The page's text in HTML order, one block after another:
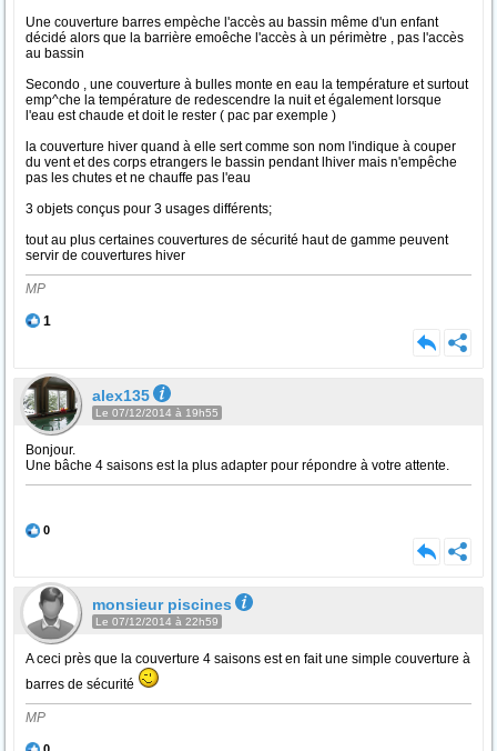
Une couverture barres empèche l'accès au bassin même d'un enfant
décidé alors que la barrière emoêche l'accès à un périmètre , pas l'accès
au bassin
Secondo , une couverture à bulles monte en eau la température et surtout
emp^che la température de redescendre la nuit et également lorsque
l'eau est chaude et doit le rester ( pac par exemple )
la couverture hiver quand à elle sert comme son nom l'indique à couper
du vent et des corps etrangers le bassin pendant lhiver mais n'empêche
pas les chutes et ne chauffe pas l'eau
3 objets conçus pour 3 usages différents;
tout au plus certaines couvertures de sécurité haut de gamme peuvent
servir de couvertures hiver
MP
1
alex135
Le 07/12/2014 à 19h55
Bonjour.
Une bâche 4 saisons est la plus adapter pour répondre à votre attente.
0
monsieur piscines
Le 07/12/2014 à 22h59
A ceci près que la couverture 4 saisons est en fait une simple couverture à
barres de sécurité
MP